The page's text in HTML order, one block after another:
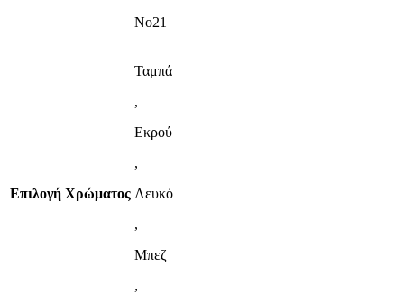
Νο21
Επιλογή Χρώματος
Ταμπά
,
Εκρού
,
Λευκό
,
Μπεζ
,